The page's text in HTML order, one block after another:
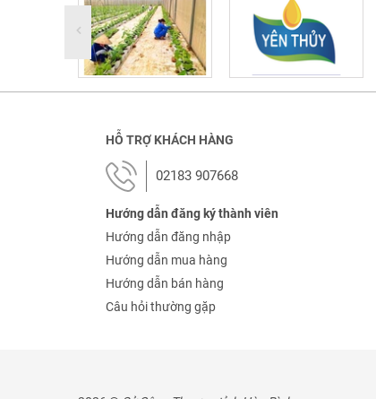
HỖ TRỢ KHÁCH HÀNG
02183 907668
Hướng dẫn đăng ký thành viên
Hướng dẫn đăng nhập
Hướng dẫn mua hàng
Hướng dẫn bán hàng
Câu hỏi thường gặp